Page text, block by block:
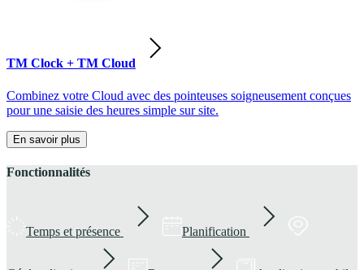
TM Clock + TM Cloud
Combinez votre Cloud avec des pointeuses soigneusement conçues
pour une saisie des heures simple sur site.
En savoir plus
Fonctionnalités
Temps et présence Planification